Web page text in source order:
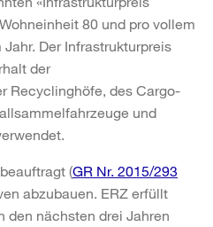
80 und pro vollem
Der Infrastrukturpreis
der
Recyclinghöfe, des Cargo-
und
(GR Nr. 2015/293
abzubauen. ERZ erfüllt
den nächsten drei Jahren